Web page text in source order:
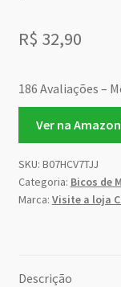
R$ 32,90
186 Avaliações –
Ver na Amazon
SKU: B07HCV7TJJ
Categoria: Bicos de
Marca: Visite a loja
Descrição